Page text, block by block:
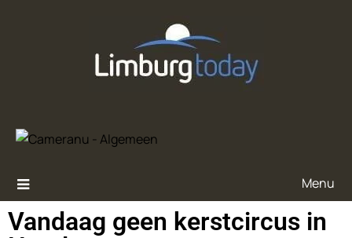
Menu
Vandaag geen kerstcircus in